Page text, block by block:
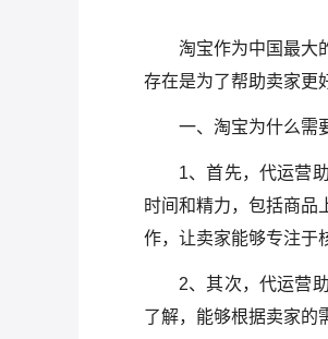
淘宝作为中国最大
存在是为了帮助卖家更
一、淘宝为什么需
1、首先，代运营
时间和精力，包括商品
作，让卖家能够专注于
2、其次，代运营
了解，能够根据卖家的